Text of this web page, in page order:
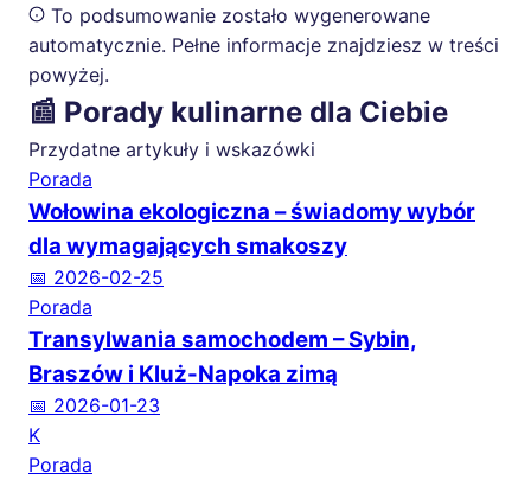
To podsumowanie zostało wygenerowane
automatycznie. Pełne informacje znajdziesz w treści
powyżej.
📰 Porady kulinarne dla Ciebie
Przydatne artykuły i wskazówki
Porada
Wołowina ekologiczna – świadomy wybór
dla wymagających smakoszy
📅 2026-02-25
Porada
Transylwania samochodem – Sybin,
Braszów i Kluż-Napoka zimą
📅 2026-01-23
K
Porada